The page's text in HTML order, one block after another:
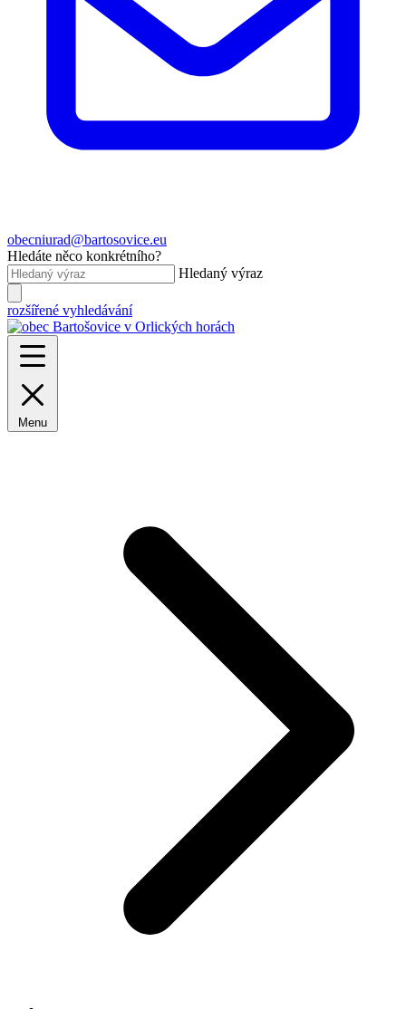
obecniurad@bartosovice.eu
Hledáte něco konkrétního?
Hledaný výraz
rozšířené vyhledávání
Menu